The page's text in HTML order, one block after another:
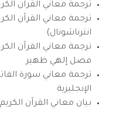
ترجمة معاني القرآن
ترجمة معاني القرآن
انترناشونال)
ترجمة معاني القرآن
فضل إلهي ظهير
ترجمة معاني سورة
الإنجليزية
بيان معاني القرآن الكريم